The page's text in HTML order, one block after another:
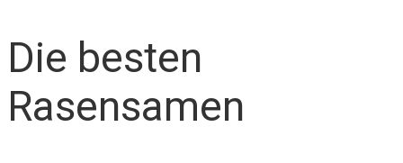
Die besten
Rasensamen